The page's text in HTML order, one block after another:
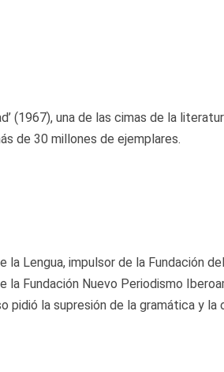
(1967), una de las cimas de la
de 30 millones de ejemplares.
Lengua, impulsor de la Fundación
la Fundación Nuevo Periodismo
pidió la supresión de la gramática y la